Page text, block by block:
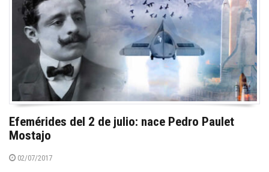
Efemérides del 2 de julio: nace Pedro Paulet
Mostajo
02/07/2017